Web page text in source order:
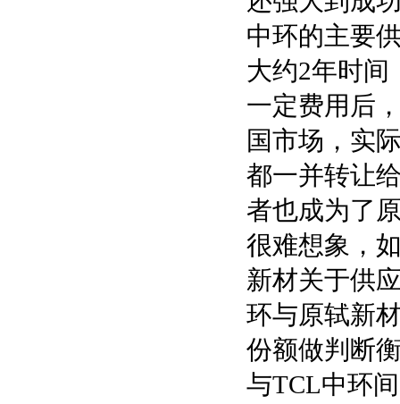
中环的主要
大约2年时间
一定费用后
国市场，实
都一并转让
者也成为了
很难想象，
新材关于供
环与原轼新
份额做判断
与TCL中环